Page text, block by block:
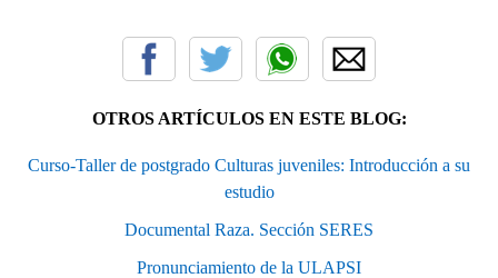
OTROS ARTÍCULOS EN ESTE BLOG:
Curso-Taller de postgrado Culturas juveniles: Introducción a su
estudio
Documental Raza. Sección SERES
Pronunciamiento de la ULAPSI